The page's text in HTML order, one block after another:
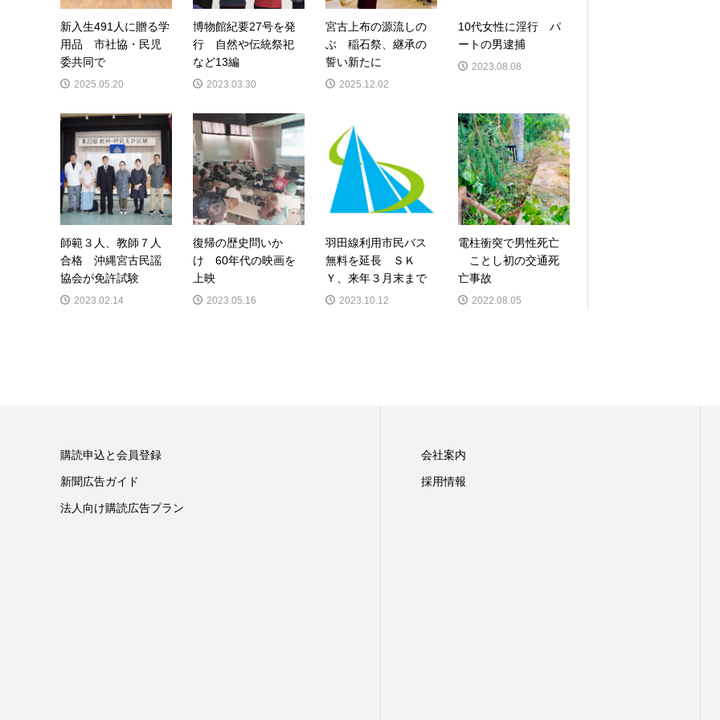
新入生491人に贈る学
用品 市社協・民児
委共同で
2025.05.20
博物館紀要27号を発
行 自然や伝統祭祀
など13編
2023.03.30
宮古上布の源流しの
ぶ 稲石祭、継承の
誓い新たに
2025.12.02
10代女性に淫行 パ
ートの男逮捕
2023.08.08
師範３人、教師７人
合格 沖縄宮古民謡
協会が免許試験
2023.02.14
復帰の歴史問いか
け 60年代の映画を
上映
2023.05.16
羽田線利用市民バス
無料を延長 ＳＫ
Ｙ、来年３月末まで
2023.10.12
電柱衝突で男性死亡
ことし初の交通死
亡事故
2022.08.05
購読申込と会員登録
新聞広告ガイド
法人向け購読広告プラン
会社案内
採用情報